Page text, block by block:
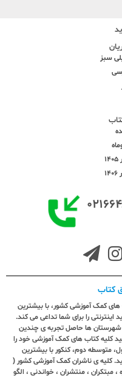
سبز
کتاب
های کمک آموزشی کشور، با بیشترین
را برای شما تداعی می کند.
برای شهرستان ها حاصل تجربه ی چندین
کلیه کتاب های کمک آموزشی خود را
متوسطه دوم، کنکور با بیشترین
کلیه ی ناشران کمک آموزشی کشور (
مبتکران ، منتشران ، خواندنی ، الگو